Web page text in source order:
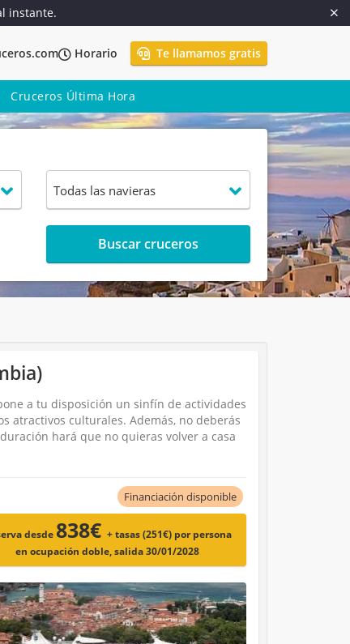
instante.
Horario Te llamamos gratis
Cruceros Última Hora
Buscar cruceros
a tu disposición un sinfín de actividades
atractivos culturales. Además, no deberás
hará que no quieras volver a casa
Financiación disponible
desde 838€ + tasas (251€) por persona
en ocupación doble, salida 30/01/2028